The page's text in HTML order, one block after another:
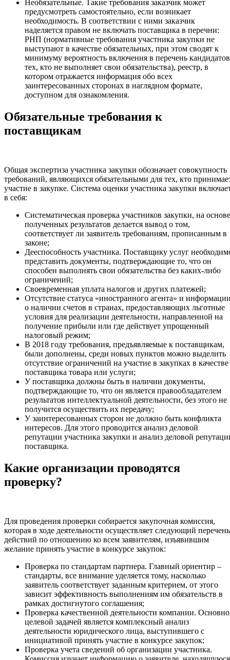
Необязательные. Такие требования заказчик может
предусмотреть самостоятельно, если возникает
необходимость. В соответствии с ними заказчик
наделяется правом не включать поставщика в перечни:
РНП (нормативные требования участника закупки не
выступают в качестве обязательных, при этом сводят к
минимуму вероятность включения в перечень
тех, кто не выполняет свои обязательства), реестр, в
котором отражается информация обо всех
заинтересованных сторонах в наглядном формате,
доступном для ознакомления.
Обязательные требования к
поставщикам
Общая экспертиза участника закупки обозначает совокупность
требований, являющихся обязательными для тех, кто
участие в закупке. Система оценки участника закупки
в себя:
Систематическая проверка участников закупки, на основе
полученных результатов делается вывод о том,
соответствует ли заявитель требованиям, прописанным в
законе;
Дееспособность участника. Поставщику услуг
представить документы, подтверждающие то, что он
способен выполнять свои обязательства без каких-либо
ограничений;
Своевременная уплата налогов и других платежей;
Отсутствие статуса «иностранного агента» и
о наличии счетов в странах, предоставляющих льготные
условия для реализации деятельности, направленной на
получение прибыли или где действует упрощенный
налоговый режим;
В 2018 году требования, предъявляемые к поставщикам,
были дополнены, среди новых пунктов можно выделить
отсутствие ограничений на участие в закупках в качестве
поставщика товара или услуги;
У поставщика должны быть в наличии документы,
подтверждающие то, что он является правообладателем
результатов интеллектуальной деятельности, без этого не
получится осуществить их передачу;
У заинтересованных сторон не должно быть конфликта
интересов. Для этого проводится анализ деловой
репутации участника закупки и анализ деловой
поставщика.
Какие организации проводятся
проверку?
Для проведения проверки собирается закупочная комиссия,
которая в ходе деятельности осуществляет следующий перечень
действий по отношению ко всем заявителям, изъявившим
желание принять участие в конкурсе закупок:
Проверка по стандартам партнера. Главный ориентир –
стандарты, все внимание уделяется тому, насколько
заявитель соответствует заданным критерием, от этого
зависит эффективность выполнениям им обязательств в
рамках достигнутого соглашения;
Проверка качественной деятельности компании.
целевой задачей является комплексный анализ
деятельности юридического лица, выступившего с
инициативой принять участие в конкурсе закупок;
Проверка учета сведений об организации участника.